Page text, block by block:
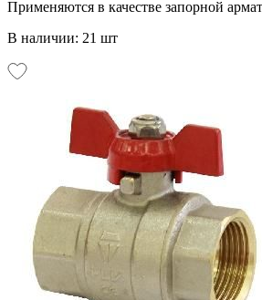
Применяются в качестве запорной
В наличии: 21 шт